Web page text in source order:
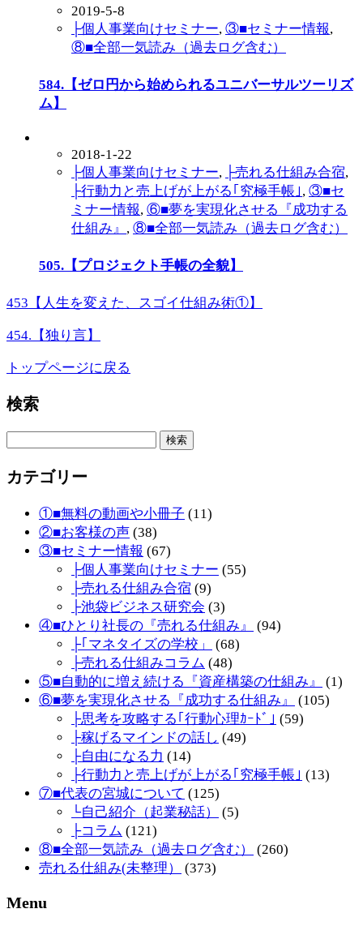
2019-5-8
├個人事業向けセミナー, ③■セミナー情報,
⑧■全部一気読み（過去ログ含む）
584.【ゼロ円から始められるユニバーサルツーリズ
ム】
2018-1-22
├個人事業向けセミナー, ├売れる仕組み合宿,
├行動力と売上げが上がる｢究極手帳｣ , ③■セ
ミナー情報, ⑥■夢を実現化させる『成功する
仕組み』 , ⑧■全部一気読み（過去ログ含む）
505.【プロジェクト手帳の全貌】
453【人生を変えた、スゴイ仕組み術①】
454.【独り言】
トップページに戻る
検索
カテゴリー
①■無料の動画や小冊子 (11)
②■お客様の声 (38)
③■セミナー情報 (67)
├個人事業向けセミナー (55)
├売れる仕組み合宿 (9)
├池袋ビジネス研究会 (3)
④■ひとり社長の『売れる仕組み』
(94)
├｢マネタイズの学校」
(68)
├売れる仕組みコラム (48)
⑤■自動的に増え続ける『資産構築の仕組み』
(1)
⑥■夢を実現化させる『成功する仕組み』
(105)
├思考を攻略する｢行動心理ｶｰﾄﾞ｣ (59)
├稼げるマインドの話し (49)
├自由になる力 (14)
├行動力と売上げが上がる｢究極手帳｣ (13)
⑦■代表の宮城について (125)
└自己紹介（起業秘話）
(5)
├コラム (121)
⑧■全部一気読み（過去ログ含む）
(260)
売れる仕組み(未整理）
(373)
Menu